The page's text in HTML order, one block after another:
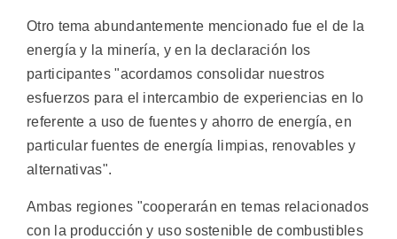
Otro tema abundantemente mencionado fue el de la
energía y la minería, y en la declaración los
participantes "acordamos consolidar nuestros
esfuerzos para el intercambio de experiencias en lo
referente a uso de fuentes y ahorro de energía, en
particular fuentes de energía limpias, renovables y
alternativas".
Ambas regiones "cooperarán en temas relacionados
con la producción y uso sostenible de combustibles